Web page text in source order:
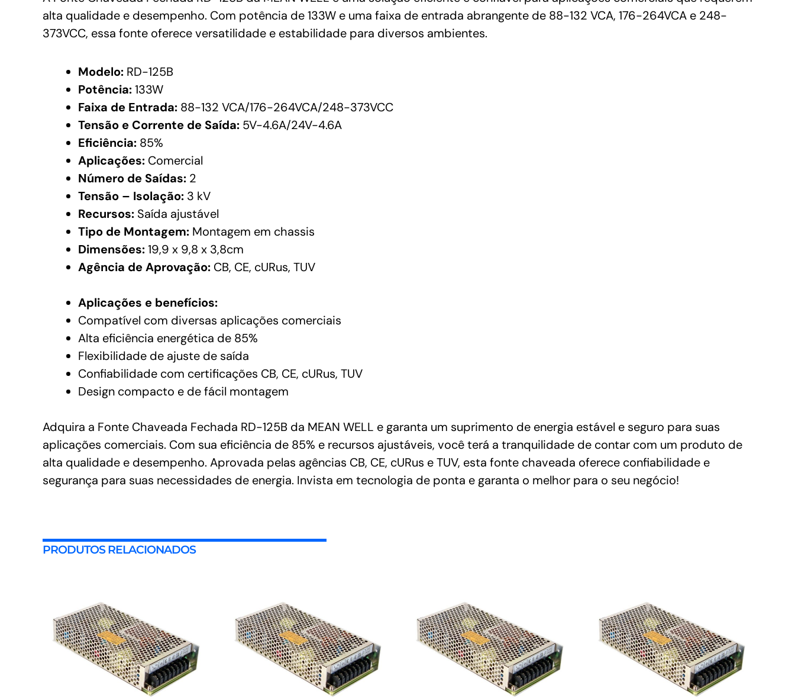
alta qualidade e desempenho. Com potência de 133W e uma faixa de entrada abrangente de 88-132 VCA, 176-264VCA e 248-
373VCC, essa fonte oferece versatilidade e estabilidade para diversos ambientes.
Modelo: RD-125B
Potência:133W
Faixa de Entrada: 88-132 VCA/176-264VCA/248-373VCC
Tensão e Corrente de Saída: 5V-4.6A/24V-4.6A
Eficiência: 85%
Aplicações: Comercial
Número de Saídas: 2
Tensão – Isolação: 3 kV
Recursos: Saída ajustável
Tipo de Montagem: Montagem em chassis
Dimensões:19,9 x 9,8 x 3,8cm
Agência de Aprovação: CB, CE, cURus, TUV
Aplicações e benefícios:
Compatível com diversas aplicações comerciais
Alta eficiência energética de 85%
Flexibilidade de ajuste de saída
Confiabilidade com certificações CB, CE, cURus, TUV
Design compacto e de fácil montagem
Adquira a Fonte Chaveada Fechada RD-125B da MEAN WELL e garanta um suprimento de energia estável e seguro para suas
aplicações comerciais. Com sua eficiência de 85% e recursos ajustáveis, você terá a tranquilidade de contar com um produto de
alta qualidade e desempenho. Aprovada pelas agências CB, CE, cURus e TUV, esta fonte chaveada oferece confiabilidade e
segurança para suas necessidades de energia. Invista em tecnologia de ponta e garanta o melhor para o seu negócio!
PRODUTOS RELACIONADOS